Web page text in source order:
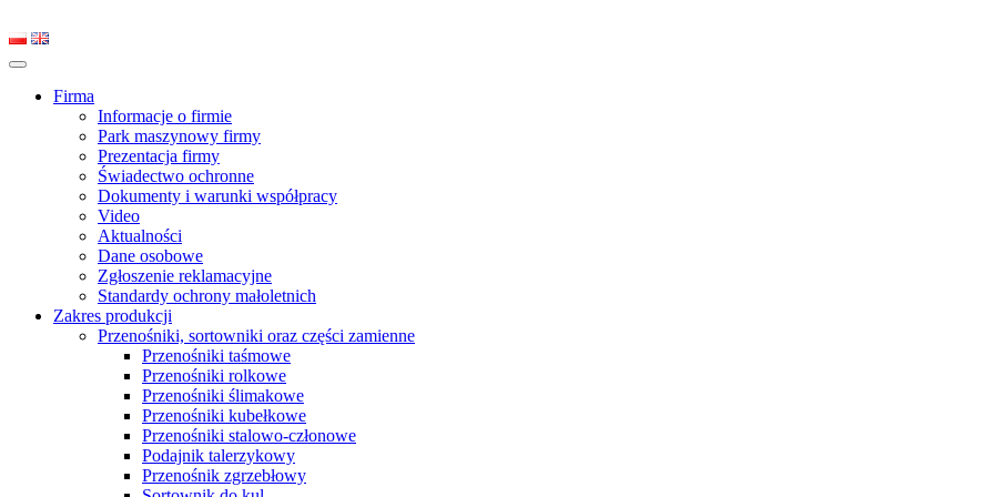
Firma
Informacje o firmie
Park maszynowy firmy
Prezentacja firmy
Świadectwo ochronne
Dokumenty i warunki współpracy
Video
Aktualności
Dane osobowe
Zgłoszenie reklamacyjne
Standardy ochrony małoletnich
Zakres produkcji
Przenośniki, sortowniki oraz części zamienne
Przenośniki taśmowe
Przenośniki rolkowe
Przenośniki ślimakowe
Przenośniki kubełkowe
Przenośniki stalowo-członowe
Podajnik talerzykowy
Przenośnik zgrzebłowy